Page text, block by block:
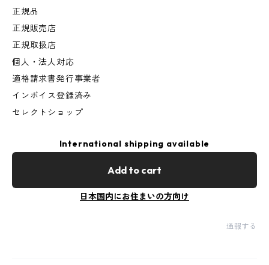
正規品
正規販売店
正規取扱店
個人・法人対応
適格請求書発行事業者
インボイス登録済み
セレクトショップ
International shipping available
Add to cart
日本国内にお住まいの方向け
通報する